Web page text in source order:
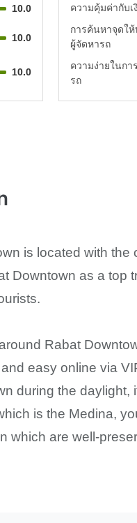
10.0
10.0
10.0
ความคุ้มค่ากับเ
การค้นหาจุดให้
ผู้จัดหารถ
ความง่ายในก
รถ
is located with
Downtown as a top
Rabat
easy online via
during the
is the Medina,
which are well-